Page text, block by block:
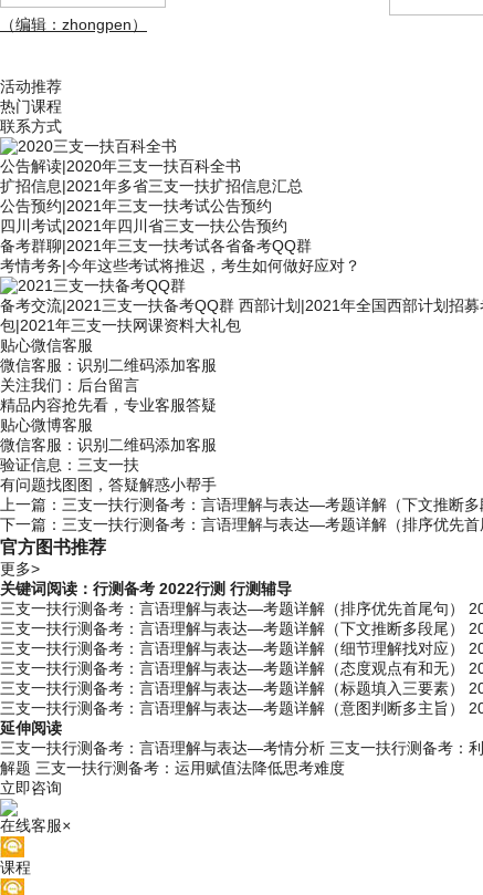
（编辑：zhongpen）
活动推荐
热门课程
联系方式
公告解读|2020年三支一扶百科全书
扩招信息|2021年多省三支一扶扩招信息汇总
公告预约|2021年三支一扶考试公告预约
四川考试|2021年四川省三支一扶公告预约
备考群聊|2021年三支一扶考试各省备考QQ群
考情考务|今年这些考试将推迟，考生如何做好应对？
备考交流|2021三支一扶备考QQ群 西部计划 |2021年全国西部计划招
包|2021年三支一扶网课资料大礼包
贴心微信客服
微信客服： 识别二维码添加客服
关注我们：后台留言
精品内容抢先看，专业客服答疑
贴心微博客服
微信客服： 识别二维码添加客服
验证信息：三支一扶
有问题找图图，答疑解惑小帮手
上一篇： 三支一扶行测备考：言语理解与表达—考题详解（下文推断多
下一篇： 三支一扶行测备考：言语理解与表达—考题详解（排序优先首
官方图书推荐
更多>
关键词阅读： 行测备考 2022行测 行测辅导
三支一扶行测备考：言语理解与表达—考题详解（排序优先首尾句）
三支一扶行测备考：言语理解与表达—考题详解（下文推断多段尾）
三支一扶行测备考：言语理解与表达—考题详解（细节理解找对应）
三支一扶行测备考：言语理解与表达—考题详解（态度观点有和无）
三支一扶行测备考：言语理解与表达—考题详解（标题填入三要素）
三支一扶行测备考：言语理解与表达—考题详解（意图判断多主旨）
延伸阅读
三支一扶行测备考：言语理解与表达—考情分析 三支一扶行测备考：
解题 三支一扶行测备考：运用赋值法降低思考难度
立即咨询
在线客服×
课程